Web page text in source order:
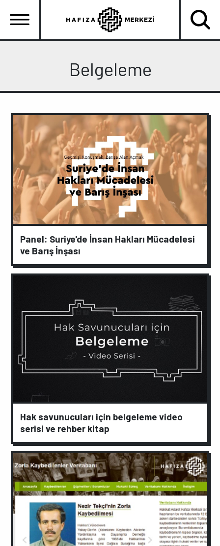
atla
Belgeleme
Panel: Suriye'de İnsan Hakları Mücadelesi
ve Barış İnşası
Hak savunucuları için belgeleme video
serisi ve rehber kitap